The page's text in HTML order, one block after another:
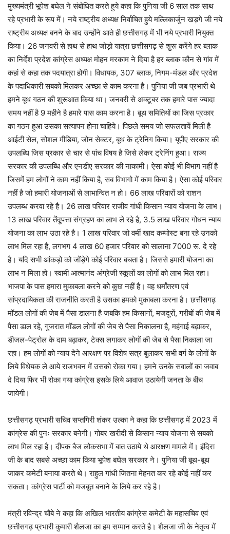
मुख्यमंत्री भूपेश बघेल ने संबोधित करते हुये कहा कि पुनिया जी 6 साल तक साथ
रहे प्रभारी के रूप में। नये राष्ट्रीय अध्यक्ष निर्वाचित हुये मल्लिकार्जुन खड़गे जी नये
राष्ट्रीय अध्यक्ष बनने के बाद उन्होंने आते ही छत्तीसगढ़ में भी नये प्रभारी नियुक्त
किया। 26 जनवरी से हाथ से हाथ जोड़ो यात्रा छत्तीसगढ़ से शुरू करेंगे हर ब्लाक
का निर्देश प्रदेश कांग्रेस अध्यक्ष मोहन मरकाम ने दिया है हर ब्लाक कौन से गांव में
कहां से कहा तक पदयात्रा होगी। विधायक, 307 ब्लाक, निगम-मंडल और प्रदेश
के पदाधिकारी सबको मिलकर अच्छा से काम करना है। पुनिया जी जब प्रभारी थे
हमने बूथ गठन की शुरूआत किया था। जनवरी से अक्टूबर तक हमारे पास ज्यादा
समय नहीं है 9 महीने है हमारे पास काम करना है। बूथ समितियों का जिस प्रकार
का गठन हुआ उसका सत्यापन होना चाहिये। पिछले समय जो सफलतायें मिली है
आईटी सेल, सोशल मीडिया, जोन सेक्टर, बूथ के ट्रेनिग किया। यूपीए सरकार की
उपलब्धि जिस प्रकार से चार से पांच विषय है जिसे लेकर ट्रेनिंग हुआ। राज्य
सरकार की उपलब्धि और एनडीए सरकार की नाकामी। ऐसा कोई भी विभाग नहीं है
जिसमें हम लोगों ने काम नहीं किया है, सब विभागो में काम किया है। ऐसा कोई परिवार
नहीं है जो हमारी योजनाओं से लाभान्वित न हो। 66 लाख परिवारों को राशन
उपलब्ध करवा रहे है। 26 लाख परिवार राजीव गांधी किसान न्याय योजना के लाभ।
13 लाख परिवार तेंदूपत्ता संग्रहण का लाभ ले रहे है, 3.5 लाख परिवार गोधन न्याय
योजना का लाभ उठा रहे है। 1 लाख परिवार जो वर्मी खाद कम्पोस्ट बना रहे उनको
लाभ मिल रहा है, लगभग 4 लाख 60 हजार परिवार को सालाना 7000 रू. दे रहे
है। यदि सभी आंकड़ो को जोंड़ेगे कोई परिवार बचता है। जिससे हमारी योजना का
लाभ न मिला हो। स्वामी आत्मानंद अंग्रेजी स्कूलों का लोगों को लाभ मिल रहा।
भाजपा के पास हमारा मुकाबला करने को कुछ नहीं है। वह धर्मांतरण एवं
सांप्रदायिकता की राजनीति करती है उसका हमको मुकाबला करना है। छत्तीसगढ़
मॉडल लोगों की जेब में पैसा डालना है जबकि हम किसानों, मजदूरों, गरीबों की जेब में
पैसा डाल रहे, गुजरात मॉडल लोगों की जेब से पैसा निकालना है, महंगाई बढ़ाकर,
डीजल-पेट्रोल के दाम बढ़ाकर, टेक्स लगाकर लोगों की जेब से पैसा निकाला जा
रहा। हम लोगों को न्याय देने आरक्षण पर विशेष सत्र बुलाकर सभी वर्ग के लोगों के
लिये विधेयक ले आये राजभवन में उसको रोका गया। हमने उनके सवालों का जवाब
दे दिया फिर भी रोका गया कांग्रेस इसके लिये आवाज उठायेगी जनता के बीच
जायेगी।
छत्तीसगढ़ प्रभारी सचिव सप्तगिरी शंकर उल्का ने कहा कि छत्तीसगढ़ में 2023 में
कांग्रेस की पुनः सरकार बनेगी। गोबर खरीदी से किसान न्याय योजना से सबको
लाभ मिल रहा है। दीपक बैज लोकसभा में बात उठाये थे आरक्षण मामले में। इंदिरा
जी के बाद सबसे अच्छा काम किया भूपेश बघेल सरकार ने। पुनिया जी बूथ-बूथ
जाकर कमेटी बनाया करते थे। राहुल गांधी जितना मेहनत कर रहे कोई नहीं कर
सकता। कांग्रेस पार्टी को मजबूत बनाने के लिये कर रहे है।
मंत्री रविन्द्र चौबे ने कहा कि अखिल भारतीय कांग्रेस कमेटी के महासचिव एवं
छत्तीसगढ़ प्रभारी कुमारी शैलजा का हम सम्मान करते है। शैलजा जी के नेतृत्व में